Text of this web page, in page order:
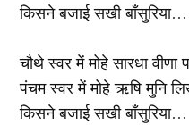
किसने बजाई सखी
चौथे स्वर में मोहे सारधा वीणा
पंचम स्वर में मोहे ऋषि मुनि
किसने बजाई सखी बाँसुरिया…